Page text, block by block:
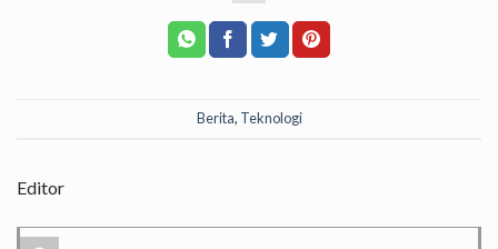
Berita, Teknologi
Editor